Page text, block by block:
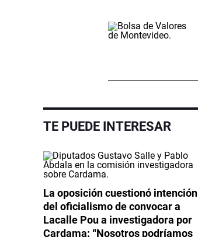
TE PUEDE INTERESAR
La oposición cuestionó intención
del oficialismo de convocar a
Lacalle Pou a investigadora por
Cardama: “Nosotros podríamos